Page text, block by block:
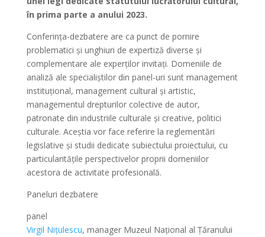
în prima parte a anului 2023.
Conferința-dezbatere are ca punct de pornire
problematici și unghiuri de expertiză diverse și
complementare ale experților invitați. Domeniile de
analiză ale specialiștilor din panel-uri sunt management
instituțional, management cultural și artistic,
managementul drepturilor colective de autor,
patronate din industriile culturale și creative, politici
culturale. Aceștia vor face referire la reglementări
legislative și studii dedicate subiectului proiectului, cu
particularitățile perspectivelor proprii domeniilor
acestora de activitate profesională.
Paneluri dezbatere
panel
Virgil Nițulescu, manager Muzeul Național al Țăranului